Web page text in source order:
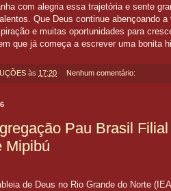
com alegria essa trajetória e sente
Que Deus continue abençoando a
e muitas oportunidades para
que já começa a escrever uma bonita
às 17:20 Nenhum comentário:
Pau Brasil
Mipibú
de Deus no Rio Grande do Norte